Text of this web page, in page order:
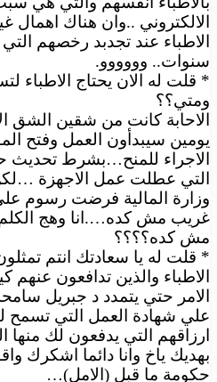
الالكتروني ..وان هناك
الاطباء عند تجدبد رخصهم
سنوات.. وووووو.
* قلت له الان يحتاج الاطباء
ومتي؟؟
الاحابة كانت من شقين الشق
يومين سيبدأون العمل وفتح
الاجراء للمنح…بشرط تحديث
التي عطلت عمل الاجهزة
وزارة المالية فرضت رسوم
غريب مش كده….انا وهج الكلم
مش كده؟؟؟؟
* قلت له يا سعادتك انتم
الاطباء والذين تدافعون
الامر حتي يتمدد د جبريل
علي شهادة العمل التي تسمح
ارزاقهم التي يدفعون لك منها
بهديك ياخ وانا دائما اشكرك
حكومة ما قبل (الامل)…